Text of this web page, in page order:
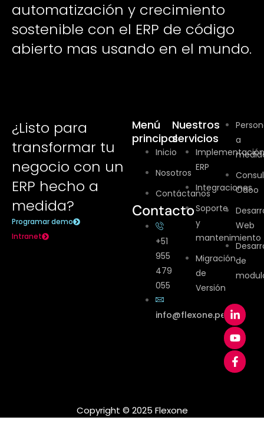
automatización y crecimiento
sostenible con el ERP de código
abierto mas usando en el mundo.
¿Listo para
transformar tu
negocio con un
ERP hecho a
medida?
Programar demo
Intranet
Menú
principal
Inicio
Nosotros
Contáctanos
Contacto
+51
955
479
055
info@flexone.pe
Nuestros
servicios
Implementación
ERP
Integraciones
Soporte
y
mantenimiento
Migración
de
Versión
a
Odoo
Web
de
Copyright © 2025 Flexone​